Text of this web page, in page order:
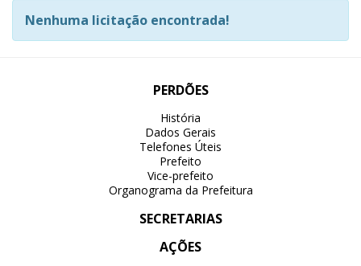
Nenhuma licitação encontrada!
PERDÕES
História
Dados Gerais
Telefones Úteis
Prefeito
Vice-prefeito
Organograma da Prefeitura
SECRETARIAS
AÇÕES